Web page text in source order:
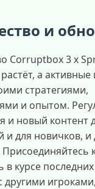
и
Corruptbox 3 x
а активные
стратегиями,
и опытом.
и новый контент
и для новичков, и
Присоединяйтесь
в курсе
другими игроками,